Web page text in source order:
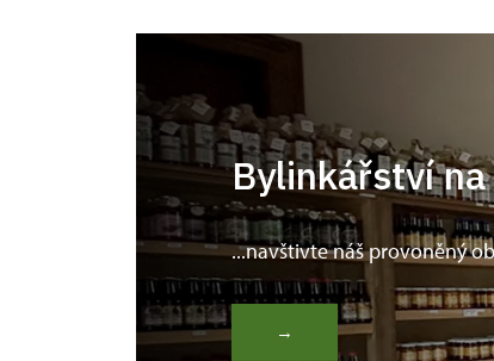
Bylinkářství
...navštivte náš provoněný
→